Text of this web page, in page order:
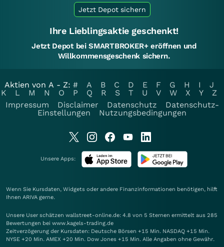
Jetzt Depot sichern
Ihre Lieblingsaktie geschenkt!
Jetzt Depot bei SMARTBROKER+ eröffnen und
Willkommensgeschenk sichern.
Aktien von A - Z: # A B C D E F G H I
J
K
L M N O P Q R S T U V W X Y
Z
Impressum
Disclaimer Datenschutz
Datenschutz-
Einstellungen
Nutzungsbedingungen
Unsere Apps:
Wenn Sie Kursdaten, Widgets oder andere Finanzinformationen benötigen, hilft
Ihnen ARIVA gerne.
Unsere User schätzen wallstreet-online.de: 4.8 von 5 Sternen ermittelt aus 285
Bewertungen bei www.kagels-trading.de
Zeitverzögerung der Kursdaten: Deutsche Börsen +15 Min. NASDAQ +15 Min.
NYSE +20 Min. AMEX +20 Min. Dow Jones +15 Min. Alle Angaben ohne Gewähr.